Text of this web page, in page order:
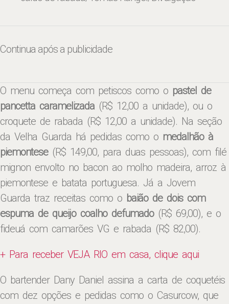
Continua após a publicidade
O menu começa com petiscos como o pastel de
pancetta caramelizada (R$ 12,00 a unidade), ou o
croquete de rabada (R$ 12,00 a unidade). Na seção
da Velha Guarda há pedidas como o medalhão à
piemontese(R$ 149,00, para duas pessoas), com filé
mignon envolto no bacon ao molho madeira, arroz à
piemontese e batata portuguesa. Já a Jovem
Guarda traz receitas como o baião de dois com
espuma de queijo coalho defumado(R$ 69,00), e o
fideuá com camarões VG e rabada (R$ 82,00).
+ Para receber VEJA RIO em casa, clique aqui
O bartender Dany Daniel assina a carta de coquetéis
com dez opções e pedidas como o Casurcow, que